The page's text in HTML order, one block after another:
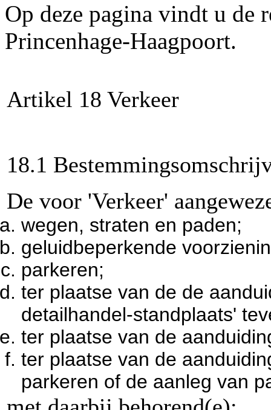
Op deze pagina vindt u de
Princenhage-Haagpoort.
Artikel 18 Verkeer
18.1
De voor 'Verkeer'
wegen, straten en paden;
geluidbeperkende
parkeren;
ter plaatse van de de
detailhandel-standplaats'
ter plaatse van de
ter plaatse van de
parkeren of de aanleg van